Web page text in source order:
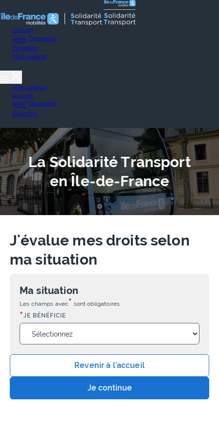
Accueil
1ère Demande
Eligibilité
Mon espace
Mon espace
Accueil
1ère Demande
Eligibilité
La Solidarité Transport
en Île-de-France
J'évalue mes droits selon
ma situation
Ma situation
Les champs avec* sont obligatoires
*JE BÉNÉFICIE
Revenir à l'accueil
Je continue